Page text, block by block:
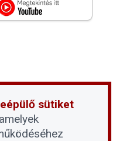
szaklap és
sütiket